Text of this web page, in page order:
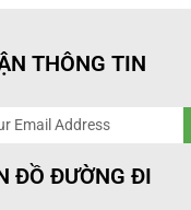
THÔNG TIN
ĐỒ ĐƯỜNG ĐI